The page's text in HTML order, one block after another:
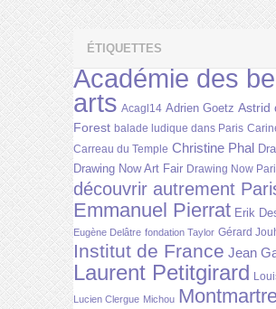
ÉTIQUETTES
Académie des
arts Acagl14 Adrien Goetz Astrid
Forest balade ludique dans Paris
Carreau du Temple Christine Phal
Drawing Now Art Fair Drawing Now
découvrir autrement
Emmanuel Pierrat Erik
Eugène Delâtre fondation Taylor Gérard
Institut de France Jean
Laurent Petitgirard
Lucien Clergue Michou